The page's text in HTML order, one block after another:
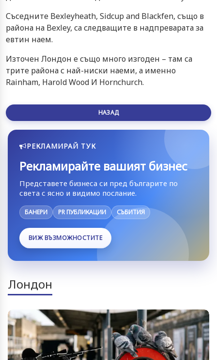
Съседните Bexleyheath, Sidcup and Blackfen, също в
района на Bexley, са следващите в надпреварата за
евтин наем.
Източен Лондон е също много изгоден – там са
трите района с най-ниски наеми, а именно
Rainham, Harold Wood И Hornchurch.
НАЗАД
РЕКЛАМИРАЙ ТУК
Рекламирайте вашият бизнес
Представете бизнеса си пред българите по
света с ясно и видимо послание.
БАНЕРИ PR ПУБЛИКАЦИИ СЪБИТИЯ
ВИЖ ВЪЗМОЖНОСТИТЕ
Лондон